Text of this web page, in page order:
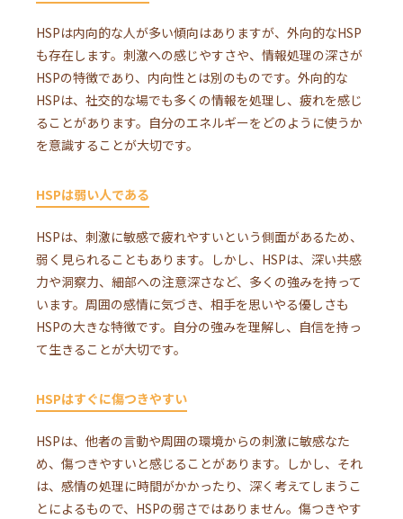
HSPは内向的な人が多い傾向はありますが、外向的なHSP
も存在します。刺激への感じやすさや、情報処理の深さが
HSPの特徴であり、内向性とは別のものです。外向的な
HSPは、社交的な場でも多くの情報を処理し、疲れを感じ
ることがあります。自分のエネルギーをどのように使うか
を意識することが大切です。
HSPは弱い人である
HSPは、刺激に敏感で疲れやすいという側面があるため、
弱く見られることもあります。しかし、HSPは、深い共感
力や洞察力、細部への注意深さなど、多くの強みを持って
います。周囲の感情に気づき、相手を思いやる優しさも
HSPの大きな特徴です。自分の強みを理解し、自信を持っ
て生きることが大切です。
HSPはすぐに傷つきやすい
HSPは、他者の言動や周囲の環境からの刺激に敏感なた
め、傷つきやすいと感じることがあります。しかし、それ
は、感情の処理に時間がかかったり、深く考えてしまうこ
とによるもので、HSPの弱さではありません。傷つきやす